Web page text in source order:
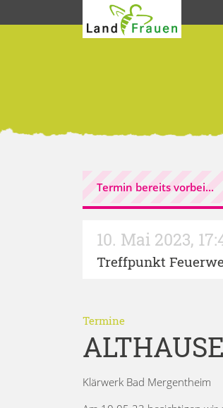
Termin bereits vorbei...
10. Mai 2023,
Treffpunkt
Termine
Klärwerk Bad Mergentheim